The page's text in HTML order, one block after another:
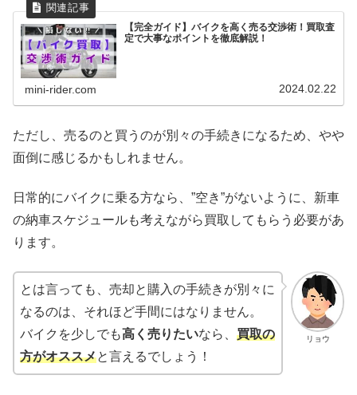
【完全ガイド】バイクを高く売る交渉術！買取査
定で大事なポイントを徹底解説！
mini-rider.com 2024.02.22
ただし、売るのと買うのが別々の手続きになるため、やや
面倒に感じるかもしれません。
日常的にバイクに乗る方なら、”空き”がないように、新車
の納車スケジュールも考えながら買取してもらう必要があ
ります。
リョウ
とは言っても、売却と購入の手続きが別々に
なるのは、それほど手間にはなりません。
バイクを少しでも高く売りたいなら、 買取の
方がオススメと言えるでしょう！